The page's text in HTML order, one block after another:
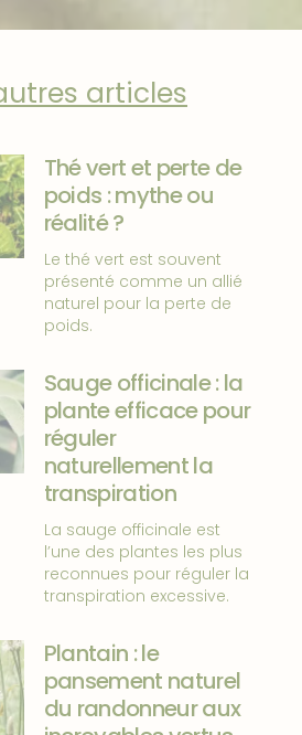
articles
Thé vert et perte de
poids : mythe ou
réalité ?
Le thé vert est souvent
présenté comme un allié
naturel pour la perte de
poids.
Sauge officinale : la
plante efficace pour
réguler
naturellement la
transpiration
La sauge officinale est
l’une des plantes les plus
reconnues pour réguler la
transpiration excessive.
Plantain : le
pansement naturel
du randonneur aux